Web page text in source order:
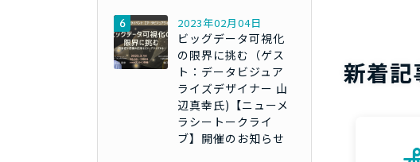
新着記
2023年02月04日
ビッグデータ可視化
の限界に挑む（ゲス
ト：データビジュア
ライズデザイナー 山
辺真幸氏)【ニューメ
ラシートークライ
ブ】開催のお知らせ